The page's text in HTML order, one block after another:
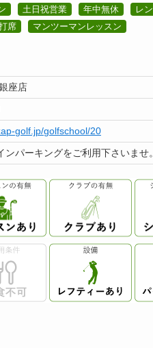
土日祝営業 年中無休 レ
席 マンツーマンレッスン
座店
golf.jp/golfschool/20
ンパーキングをご利用下さいませ。